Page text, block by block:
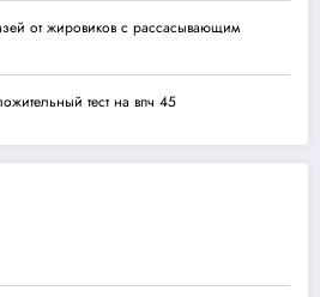
от жировиков с рассасывающим
тест на впч 45